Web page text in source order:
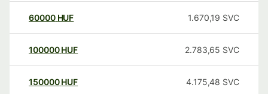
60000 HUF 1.670,19 SVC
100000 HUF 2.783,65 SVC
150000 HUF 4.175,48 SVC